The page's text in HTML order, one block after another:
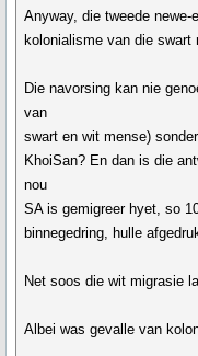
Anyway, die tweede
kolonialisme van die swart
Die navorsing kan nie
van
swart en wit mense)
KhoiSan? En dan is die
nou
SA is gemigreer hyet, so
binnegedring, hulle
Net soos die wit migrasie
Albei was gevalle van